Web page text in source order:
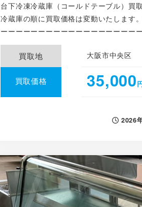
台下冷凍冷蔵庫（コールドテーブル）買
冷蔵庫の順に買取価格は変動いたします
ーーーーーーーーーーーーーーーーー
買取地 大阪市中央区
買取価格 35,000
投稿日
2026